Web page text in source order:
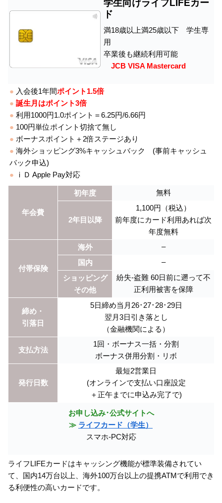
学生向けライフLIFEカー
ド
満18歳以上満25歳以下 学生専
用
卒業後も継続利用可能
JCB VISA Mastercard
● 入会後1年間ポイント1.5倍
● 誕生月はポイント3倍
● 利用1000円1.0ポイント＝6.25円/6.66円
● 100円単位ポイント切捨て無し
● ボーナスポイント＋2倍ステージあり
● 海外ショッピング3%キャッシュバック (事前キャッシュ
バック申込)
● ⅰＤ Apple Pay対応
年会費
初年度 無料
2年目以降
1,100円（税込）
前年度にカード利用あれば次
年度無料
付帯保険
海外
–
国内
–
ショッピング
その他
紛失-盗難 60日前に遡って不
正利用被害を保障
締め・
引落日
5日締め当月26･27･28･29日
翌月3日引き落とし
（金融機関による）
支払方法
1回・ボーナス一括・分割
ボーナス併用分割・リボ
発行日数
最短2営業日
(オンラインで支払い口座設定
＋正午までに申込み完了で)
お申し込み･公式サイトへ
≫ ライフカード（学生）
スマホ-PC対応
ライフLIFEカードはキャッシング機能が標準装備されてい
て、国内14万台以上、海外100万台以上の提携ATMで利用でき
る利便性の高いカードです。